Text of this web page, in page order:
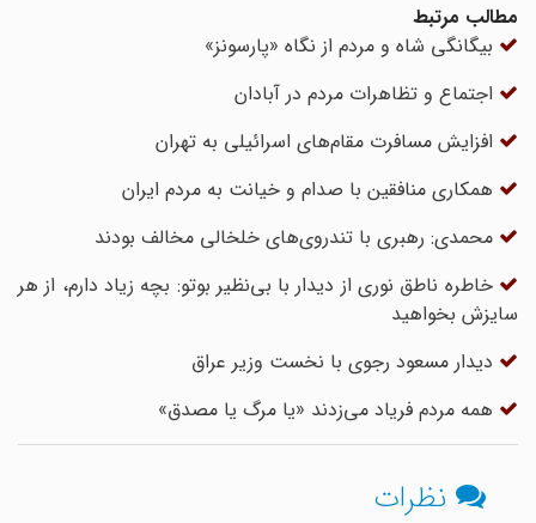
مطالب مرتبط
بیگانگی شاه و مردم از نگاه «پارسونز»
اجتماع و تظاهرات مردم در آبادان
افزایش مسافرت مقام‌های اسرائیلی به تهران
همکاری منافقین با صدام و خیانت به مردم ایران
محمدی: رهبری با تندروی‌های خلخالی مخالف بودند
خاطره ناطق نوری از دیدار با بی‌نظیر بوتو: بچه زیاد دارم، از هر
سایزش بخواهید
دیدار مسعود رجوی با نخست وزیر عراق
همه مردم فریاد می‌زدند «یا مرگ یا مصدق»
نظرات